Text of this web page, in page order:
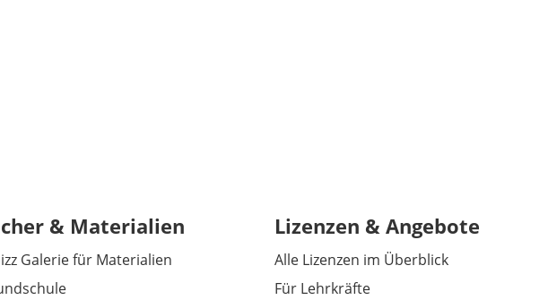
& Materialien
Galerie für Materialien
Lizenzen & Angebote
Alle Lizenzen im Überblick
Für Lehrkräfte